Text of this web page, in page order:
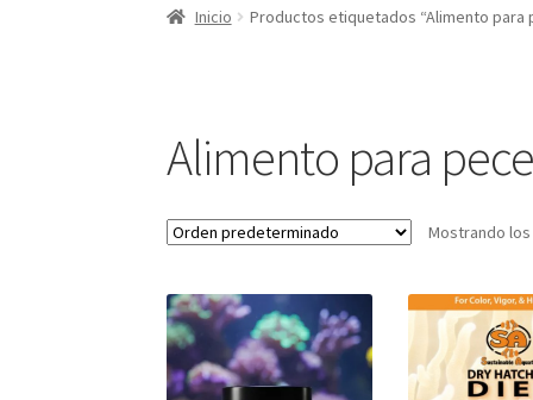
Inicio Productos etiquetados “Alimento para
Alimento para
Mostrando